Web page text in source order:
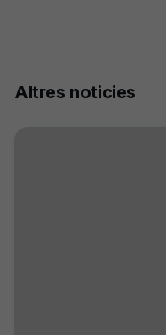
Altres noticies